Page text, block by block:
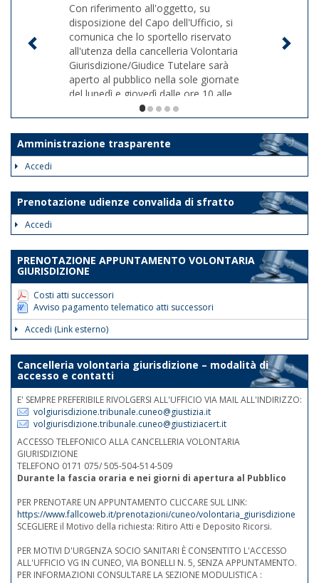
Con riferimento all'oggetto, su
disposizione del Capo dell'Ufficio, si
comunica che lo sportello riservato
all'utenza della cancelleria Volontaria
Giurisdizione/Giudice Tutelare sarà
aperto al pubblico nella sole giornate
del lunedì e giovedì dalle ore 10 alle
ore 12. Le disposizioni suddette
avranno validità dalla data odierna fino
al 30 giugno 2026.
al fine di assicurare la trattazione con
priorità assoluta degli atti indifferibili e
urgenti.
Nelle medesime giornate e fasce
orarie sarà garantita la reperibilità
telefonica ai nn.rr. 0171 075
507/508/514.
1/5
Amministrazione trasparente
Accedi
Prenotazione udienze convalida di sfratto
Accedi
PRENOTAZIONE APPUNTAMENTO VOLONTARIA
GIURISDIZIONE
Costi atti successori
Avviso pagamento telematico atti successori
Accedi (Link esterno)
Cancelleria volontaria giurisdizione – modalità di
accesso e contatti
E' SEMPRE PREFERIBILE RIVOLGERSI ALL'UFFICIO VIA MAIL ALL'INDIRIZZO:
volgiurisdizione.tribunale.cuneo@giustizia.it
volgiurisdizione.tribunale.cuneo@giustiziacert.it
ACCESSO TELEFONICO ALLA CANCELLERIA VOLONTARIA
GIURISDIZIONE
TELEFONO 0171 075/ 505-504-514-509
Durante la fascia oraria e nei giorni di apertura al Pubblico
PER PRENOTARE UN APPUNTAMENTO CLICCARE SUL LINK:
https://www.fallcoweb.it/prenotazioni/cuneo/volontaria_giurisdizione
SCEGLIERE il Motivo della richiesta: Ritiro Atti e Deposito Ricorsi.
PER MOTIVI D'URGENZA SOCIO SANITARI È CONSENTITO L'ACCESSO
ALL'UFFICIO VG IN CUNEO, VIA BONELLI N. 5, SENZA APPUNTAMENTO.
PER INFORMAZIONI CONSULTARE LA SEZIONE MODULISTICA :